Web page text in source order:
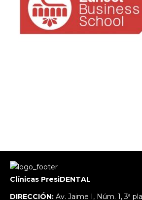
Clínicas PresiDENTAL
DIRECCIÓN: Av. Jaime I, Núm. 1, 3ª